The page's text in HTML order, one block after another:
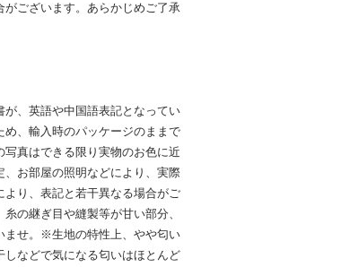
ございます。あらかじめご了承
、英語や中国語表記となってい
、輸入時のパッケージのままで
真はできる限り実物のお色に近
お部屋の照明などにより、実際
り、表記と若干異なる場合がご
の継ぎ目や縫製等が甘い部分、
ませ。※生地の特性上、やや匂い
などで気になる匂いはほとんど